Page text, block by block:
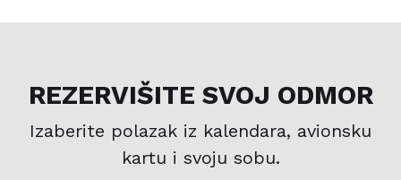
REZERVIŠITE SVOJ ODMOR
Izaberite polazak iz kalendara, avionsku
kartu i svoju sobu.